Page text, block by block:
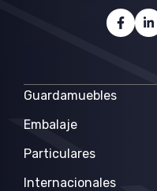
Guardamuebles
Embalaje
Particulares
Internacionales